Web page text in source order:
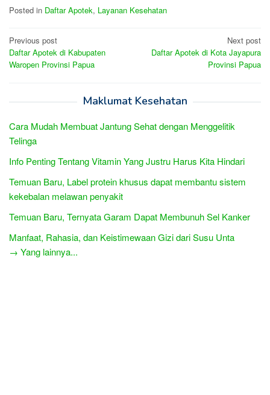
Posted in Daftar Apotek, Layanan Kesehatan
Post
navigation
Previous post
Daftar Apotek di Kabupaten
Waropen Provinsi Papua
Next post
Daftar Apotek di Kota Jayapura
Provinsi Papua
Maklumat Kesehatan
Cara Mudah Membuat Jantung Sehat dengan Menggelitik
Telinga
Info Penting Tentang Vitamin Yang Justru Harus Kita Hindari
Temuan Baru, Label protein khusus dapat membantu sistem
kekebalan melawan penyakit
Temuan Baru, Ternyata Garam Dapat Membunuh Sel Kanker
Manfaat, Rahasia, dan Keistimewaan Gizi dari Susu Unta
→ Yang lainnya...